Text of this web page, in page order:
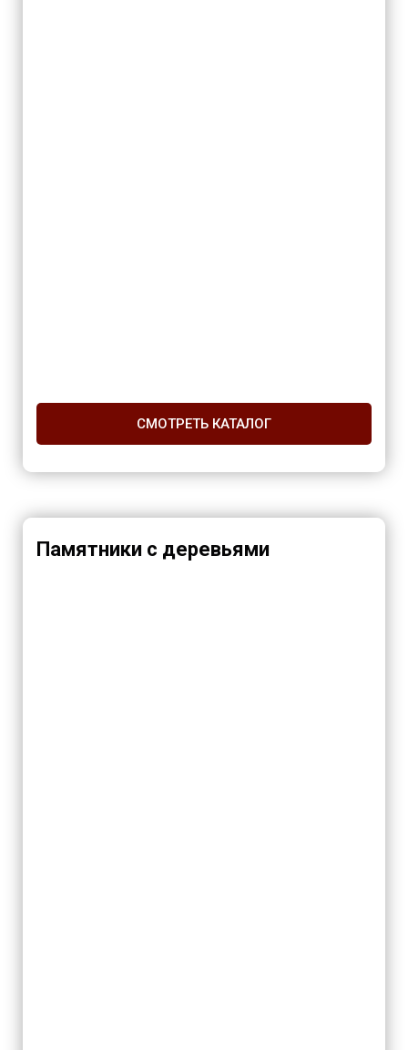
СМОТРЕТЬ КАТАЛОГ
Памятники с деревьями